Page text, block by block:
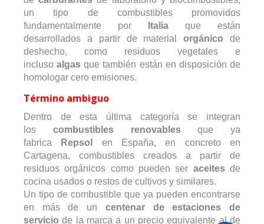
un tipo de combustibles promovidos
fundamentalmente por
Italia que están
desarrollados a partir de materialorgánico de
deshecho, como residuos vegetales e
inclusoalgas que también están en disposición de
homologar cero emisiones.
Término ambiguo
Dentro de esta última categoría se integran
los combustibles renovablesque ya
fabrica
Repsol
en España, en concreto en
Cartagena, combustibles creados a partir de
residuos orgánicos como pueden ser aceitesde
cocina usados o restos de cultivos y similares.
Un tipo de combustible que ya pueden encontrarse
en más de un centenar de estaciones de
servicio de la marca a un precio equivalente al de